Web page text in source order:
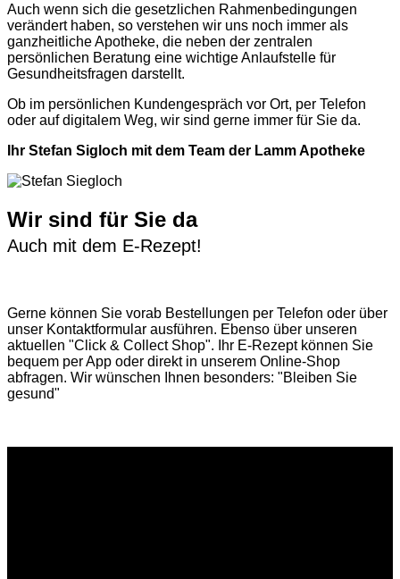
Auch wenn sich die gesetzlichen Rahmenbedingungen
verändert haben, so verstehen wir uns noch immer als
ganzheitliche Apotheke, die neben der zentralen
persönlichen Beratung eine wichtige Anlaufstelle für
Gesundheitsfragen darstellt.
Ob im persönlichen Kundengespräch vor Ort, per Telefon
oder auf digitalem Weg, wir sind gerne immer für Sie da.
Ihr Stefan Sigloch mit dem Team der Lamm Apotheke
Wir sind für Sie da
Auch mit dem E-Rezept!
Gerne können Sie vorab Bestellungen per Telefon oder über
unser Kontaktformular ausführen. Ebenso über unseren
aktuellen "Click & Collect Shop". Ihr E-Rezept können Sie
bequem per App oder direkt in unserem Online-Shop
abfragen. Wir wünschen Ihnen besonders: "Bleiben Sie
gesund"